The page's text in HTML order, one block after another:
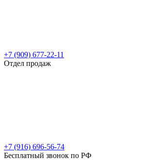
+7 (909) 677-22-11
Отдел продаж
+7 (916) 696-56-74
Бесплатный звонок по РФ